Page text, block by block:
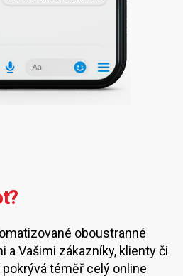
oboustranné
a Vašimi zákazníky, klienty či
téměř celý online